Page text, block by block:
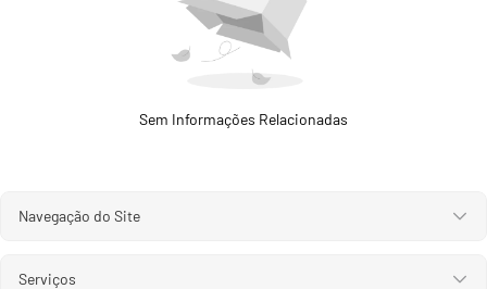
Sem Informações Relacionadas
Navegação do Site
Serviços